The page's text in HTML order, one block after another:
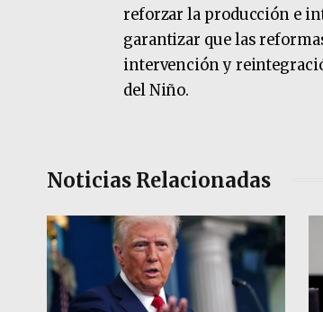
reforzar la producción e
garantizar que las
intervención y
del Niño.
Noticias Relacionadas